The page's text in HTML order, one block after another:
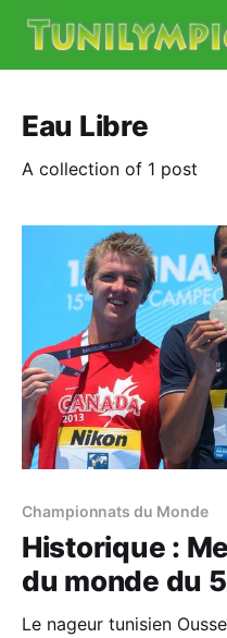
Eau Libre
A collection of 1 post
Championnats du Monde
Historique :
du monde du
Le nageur tunisien